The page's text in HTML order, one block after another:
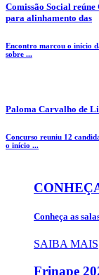
Comissão Social
para alinhamento das
Encontro marcou o início
sobre ...
Paloma Carvalho de
Concurso reuniu 12
o início ...
Conheça as
SAIBA MAIS
Frinape